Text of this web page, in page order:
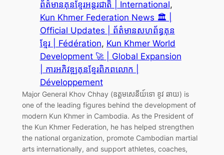
ព័ត៌មានគុនខ្មែរអន្តរជាតិ | International
Kun Khmer Federation News 🏛️ |
Official Updates | ព័ត៌មានសហព័ន្ធគុន
ខ្មែរ | Fédération, Kun Khmer World
Development 🚀 | Global Expansion
| ការអភិវឌ្ឍគុនខ្មែរពិភពលោក |
Développement
Major General Khov Chhay (ឧត្តមសេនីយ៍ទោ ខូវ ឆាយ) is
one of the leading figures behind the development of
modern Kun Khmer in Cambodia. As the President of
the Kun Khmer Federation, he has helped strengthen
the national organization, promote Cambodian martial
arts internationally, and support athletes, coaches,